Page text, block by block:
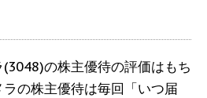
の株主優待の評価はもち
の株主優待は毎回「いつ届